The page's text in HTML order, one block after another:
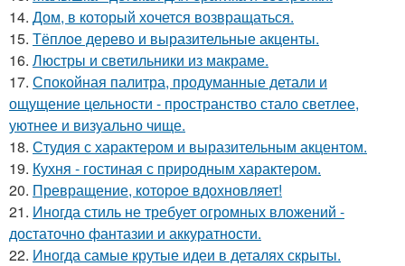
14. Дом, в который хочется возвращаться.
15. Тёплое дерево и выразительные акценты.
16. Люстры и светильники из макраме.
17. Спокойная палитра, продуманные детали и
ощущение цельности - пространство стало светлее,
уютнее и визуально чище.
18. Студия с характером и выразительным акцентом.
19. Кухня - гостиная с природным характером.
20. Превращение, которое вдохновляет!
21. Иногда стиль не требует огромных вложений -
достаточно фантазии и аккуратности.
22. Иногда самые крутые идеи в деталях скрыты.